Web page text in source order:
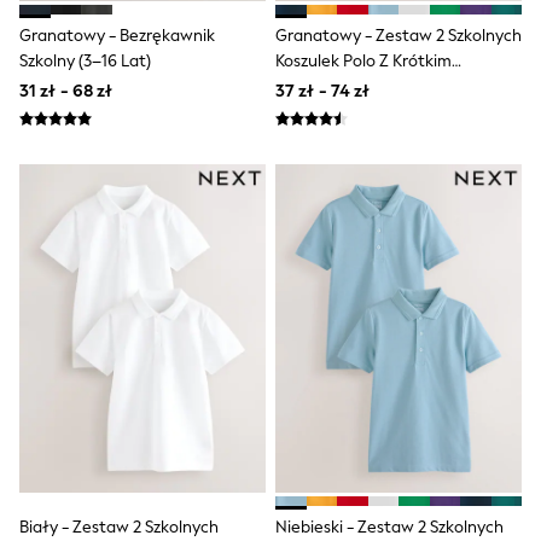
Trending: Clogs
Toy Story
Pokemon
Spiderman
THE SET
Shorts
Shirts
Sets & Outfits
Trousers & Chinos
Sweatshirts & Hoodies
Knitwear
Jeans
Nightwear & Pyjamas
Swimwear
Multipacks
All Holiday Shop
Shorts
Granatowy - Bezrękawnik
Szkolny (3–16 Lat)
31 zł - 68 zł
Granatowy - Zestaw 2 Szkolnych
Koszulek Polo Z Krótkim
Rękawem (3–16 Lat)
37 zł - 74 zł
Biały - Zestaw 2 Szkolnych
Niebieski - Zestaw 2 Szkolnych